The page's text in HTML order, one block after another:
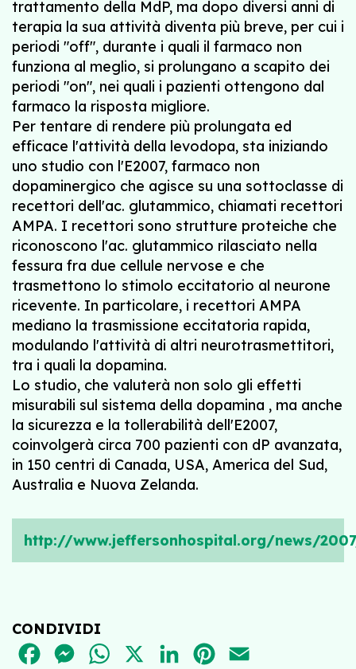
trattamento della MdP, ma dopo diversi anni di
terapia la sua attività diventa più breve, per cui i
periodi "off", durante i quali il farmaco non
funziona al meglio, si prolungano a scapito dei
periodi "on", nei quali i pazienti ottengono dal
farmaco la risposta migliore.
Per tentare di rendere più prolungata ed
efficace l'attività della levodopa, sta iniziando
uno studio con l'E2007, farmaco non
dopaminergico che agisce su una sottoclasse di
recettori dell'ac. glutammico, chiamati recettori
AMPA. I recettori sono strutture proteiche che
riconoscono l'ac. glutammico rilasciato nella
fessura fra due cellule nervose e che
trasmettono lo stimolo eccitatorio al neurone
ricevente. In particolare, i recettori AMPA
mediano la trasmissione eccitatoria rapida,
modulando l'attività di altri neurotrasmettitori,
tra i quali la dopamina.
Lo studio, che valuterà non solo gli effetti
misurabili sul sistema della dopamina , ma anche
la sicurezza e la tollerabilità dell'E2007,
coinvolgerà circa 700 pazienti con dP avanzata,
in 150 centri di Canada, USA, America del Sud,
Australia e Nuova Zelanda.
http://www.jeffersonhospital.org/news/
CONDIVIDI
FACEBOOKMESSENGER
WHATSAPPLINKEDINPINTEREST